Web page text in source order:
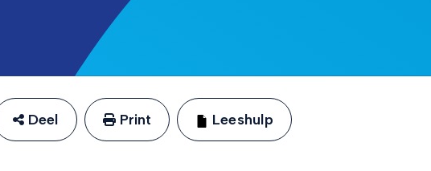
Deel Print Leeshulp